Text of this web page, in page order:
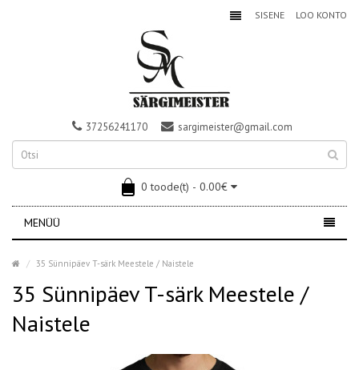
SISENE LOO KONTO
37256241170 sargimeister@gmail.com
0 toode(t) - 0.00€
MENÜÜ
35 Sünnipäev T-särk Meestele / Naistele
35 Sünnipäev T-särk Meestele /
Naistele